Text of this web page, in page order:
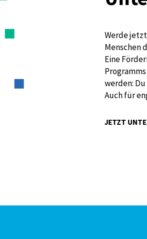
Werde
Menschen
Eine
werden:
Auch für
JETZT